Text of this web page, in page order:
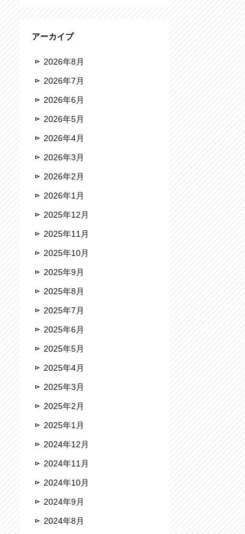
アーカイブ
2026年8月
2026年7月
2026年6月
2026年5月
2026年4月
2026年3月
2026年2月
2026年1月
2025年12月
2025年11月
2025年10月
2025年9月
2025年8月
2025年7月
2025年6月
2025年5月
2025年4月
2025年3月
2025年2月
2025年1月
2024年12月
2024年11月
2024年10月
2024年9月
2024年8月